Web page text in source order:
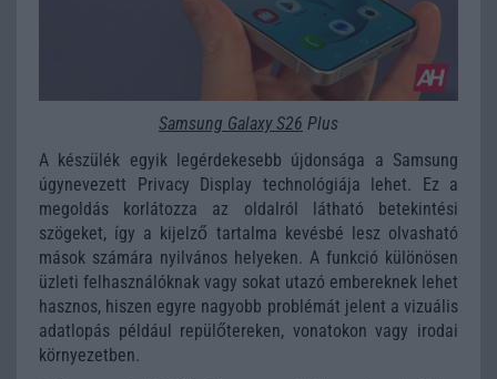
Samsung Galaxy S26 Plus
A készülék egyik legérdekesebb újdonsága a Samsung
úgynevezett Privacy Display technológiája lehet. Ez a
megoldás korlátozza az oldalról látható betekintési
szögeket, így a kijelző tartalma kevésbé lesz olvasható
mások számára nyilvános helyeken. A funkció különösen
üzleti felhasználóknak vagy sokat utazó embereknek lehet
hasznos, hiszen egyre nagyobb problémát jelent a vizuális
adatlopás például repülőtereken, vonatokon vagy irodai
környezetben.